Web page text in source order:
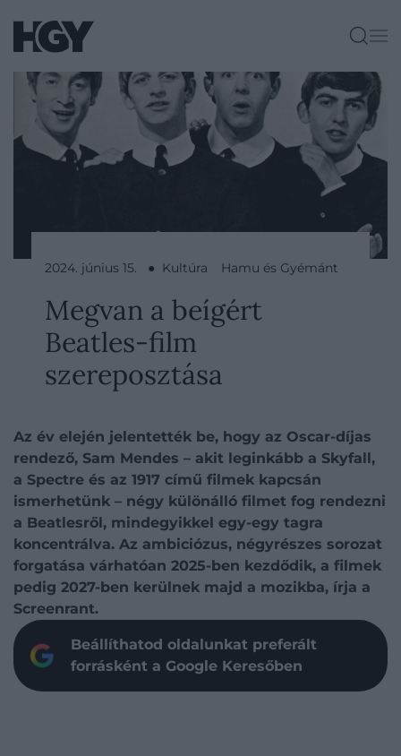
2024. június 15. ● Kultúra Hamu és Gyémánt
Megvan a beígért
Beatles-film
szereposztása
Az év elején jelentették be, hogy az Oscar-díjas
rendező, Sam Mendes – akit leginkább a Skyfall,
a Spectre és az 1917 című filmek kapcsán
ismerhetünk – négy különálló filmet fog rendezni
a Beatlesről, mindegyikkel egy-egy tagra
koncentrálva. Az ambiciózus, négyrészes sorozat
forgatása várhatóan 2025-ben kezdődik, a filmek
pedig 2027-ben kerülnek majd a mozikba, írja a
Screenrant.
Beállíthatod oldalunkat preferált
forrásként a Google Keresőben